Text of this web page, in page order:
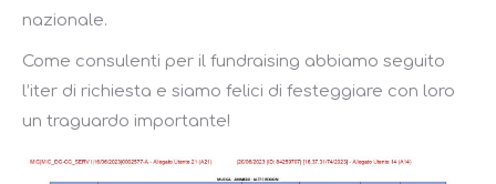
nazionale.
Come consulenti per il fundraising abbiamo seguito
l’iter di richiesta e siamo felici di festeggiare con loro
un traguardo importante!